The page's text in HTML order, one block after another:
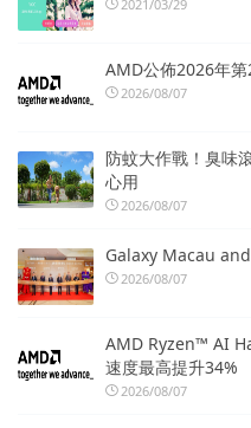
2021/03/29
AMD公佈2026年
2026/08/07
防蚊大作戰！臭味
心用
2026/08/07
Galaxy Macau
2026/08/07
AMD Ryzen™ AI
速度最高提升34%
2026/08/07